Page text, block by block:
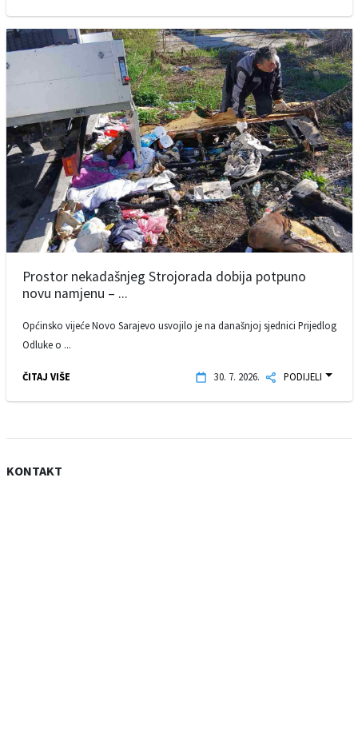
Prostor nekadašnjeg Strojorada dobija potpuno
novu namjenu – ...
Općinsko vijeće Novo Sarajevo usvojilo je na današnjoj sjednici Prijedlog
Odluke o ...
ČITAJ VIŠE 30. 7. 2026. PODIJELI
KONTAKT